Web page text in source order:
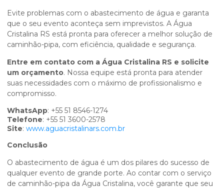
Evite problemas com o abastecimento de água e garanta
que o seu evento aconteça sem imprevistos. A Água
Cristalina RS está pronta para oferecer a melhor solução de
caminhão-pipa, com eficiência, qualidade e segurança.
Entre em contato com a Água Cristalina RS e solicite
um orçamento. Nossa equipe está pronta para atender
suas necessidades com o máximo de profissionalismo e
compromisso.
WhatsApp: +55 51 8546-1274
Telefone: +55 51 3600-2578
Site: www.aguacristalinars.com.br
Conclusão
O abastecimento de água é um dos pilares do sucesso de
qualquer evento de grande porte. Ao contar com o serviço
de caminhão-pipa da Água Cristalina, você garante que seu